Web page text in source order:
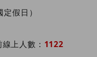
假日）
線上人數： 1122